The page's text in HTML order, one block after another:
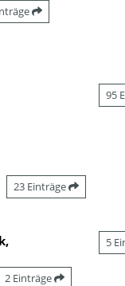
95
23 Einträge
5
2 Einträge